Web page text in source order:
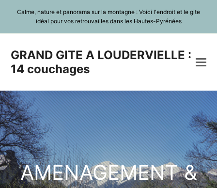
Calme, nature et panorama sur la montagne : Voici l'endroit et le gite
idéal pour vos retrouvailles dans les Hautes-Pyrénées
GRAND GITE A LOUDERVIELLE :
14 couchages
AMENAGEMENT &